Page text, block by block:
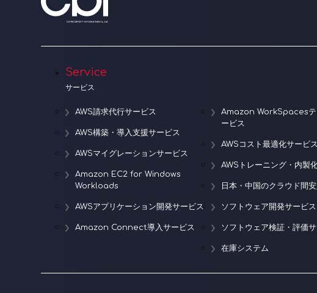
Service
サービス
AWS請求代行サービス
AWS構築・導入支援サービス
AWSマイグレーションサービス
Amazon EC2 for Windows
Workloads
AWSアプリケーション開発サービス
Amazon Connect導入サービス
Amazon WorkSpacesテ
ービス
AWSコスト最適化サービス
AWSトレーニング・内製
日本・中国のクラウド間
ソフトウェア開発サービス
ソフトウェア検証・評価
在庫システム